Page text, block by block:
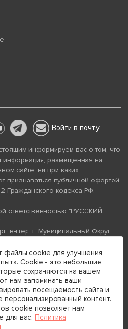
Войти в почту
информируем вас о том, что
информация, размещенная на
сайте, ни при каких
признаваться публичной офертой
Гражданского кодекса РФ.
ответственностью "РУССКИЙ
вн.тер. г. Муниципальный Округ
103
ОГРН 1237800058870
Политика обработки
файлы cookie для улучшения
Cookie - это небольшие
сохраняются на вашем
нам запоминать ваши
посещаемость сайта и
персонализированный контент.
cookie позволяет нам
для вас. Политика